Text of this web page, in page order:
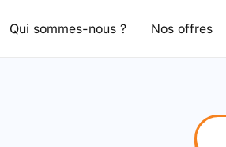
Qui sommes-nous ? Nos offres